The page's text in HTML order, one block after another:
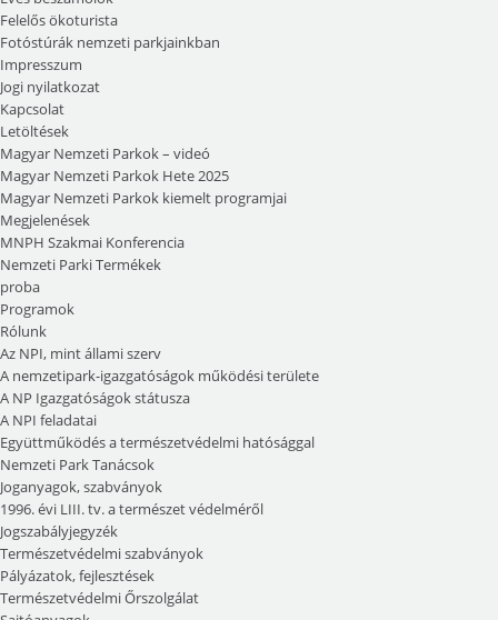
Felelős ökoturista
Fotóstúrák nemzeti parkjainkban
Impresszum
Jogi nyilatkozat
Kapcsolat
Letöltések
Magyar Nemzeti Parkok – videó
Magyar Nemzeti Parkok Hete 2025
Magyar Nemzeti Parkok kiemelt programjai
Megjelenések
MNPH Szakmai Konferencia
Nemzeti Parki Termékek
proba
Programok
Rólunk
Az NPI, mint állami szerv
A nemzetipark-igazgatóságok működési területe
A NP Igazgatóságok státusza
A NPI feladatai
Együttműködés a természetvédelmi hatósággal
Nemzeti Park Tanácsok
Joganyagok, szabványok
1996. évi LIII. tv. a természet védelméről
Jogszabályjegyzék
Természetvédelmi szabványok
Pályázatok, fejlesztések
Természetvédelmi Őrszolgálat